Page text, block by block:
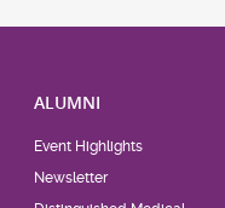
ALUMNI
Event Highlights
Newsletter